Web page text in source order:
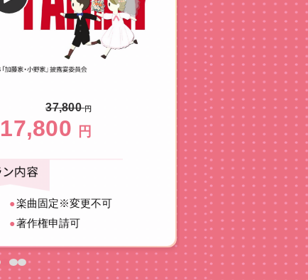
37,800 円
17,800 円
写真枚数固定
楽曲固定※変更不可
修正回数無制限
著作権申請可